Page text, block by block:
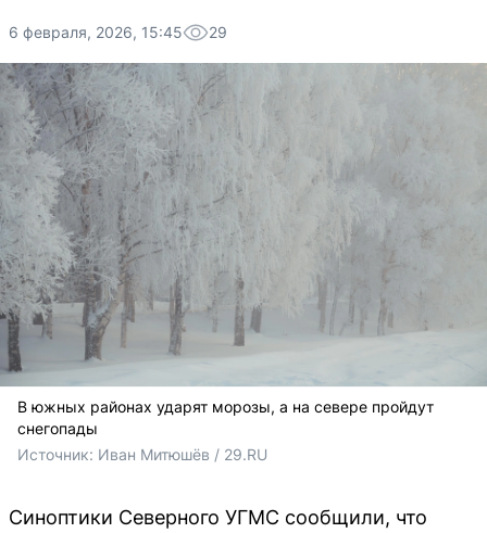
6 февраля, 2026, 15:45 29
В южных районах ударят морозы, а на севере пройдут
снегопады
Источник: Иван Митюшёв / 29.RU
Синоптики Северного УГМС сообщили, что